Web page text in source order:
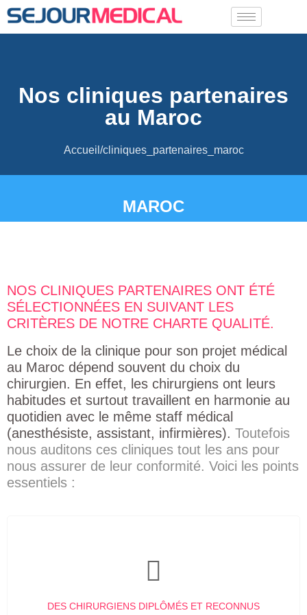
Nos cliniques partenaires
au Maroc
Accueil/cliniques_partenaires_maroc
MAROC
NOS CLINIQUES PARTENAIRES ONT ÉTÉ
SÉLECTIONNÉES EN SUIVANT LES
CRITÈRES DE NOTRE CHARTE QUALITÉ.
Le choix de la clinique pour son projet médical
au Maroc dépend souvent du choix du
chirurgien. En effet, les chirurgiens ont leurs
habitudes et surtout travaillent en harmonie au
quotidien avec le même staff médical
(anesthésiste, assistant, infirmières). Toutefois
nous auditons ces cliniques tout les ans pour
nous assurer de leur conformité. Voici les points
essentiels :
DES CHIRURGIENS DIPLÔMÉS ET RECONNUS